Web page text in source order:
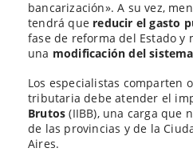
bancarización». A su vez,
tendrá que reducir el gasto
fase de reforma del Estado y
una modificación del
Los especialistas comparten
tributaria debe atender el
Brutos (IIBB), una carga que
de las provincias y de la
Aires.